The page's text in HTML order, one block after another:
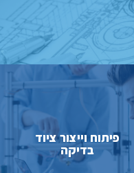
פיתוח וייצור ציוד
בדיקה
קרא עוד